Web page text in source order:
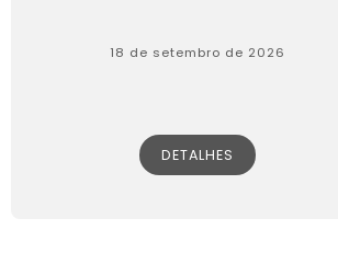
18 de setembro de 2026
DETALHES